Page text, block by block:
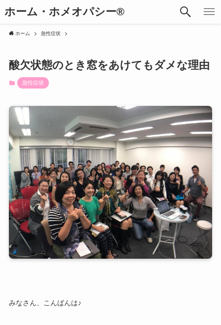
ホーム・ホメオパシー®︎
ホーム 急性症状
酸欠状態のとき窓をあけてもダメな理由
急性症状
みなさん、こんばんは♪